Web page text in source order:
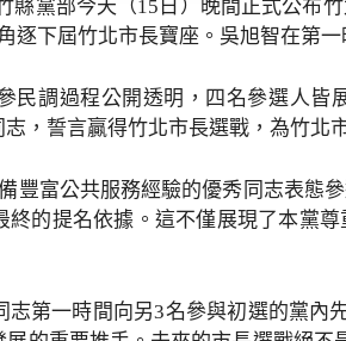
縣黨部今天（15日）晚間正式公布
逐下屆竹北市長寶座。吳旭智在第
民調過程公開透明，四名參選人
，誓言贏得竹北市長選戰，為竹北
豐富公共服務經驗的優秀同志表態
的提名依據。這不僅展現了本黨
第一時間向另3名參與初選的黨內